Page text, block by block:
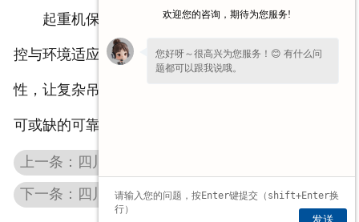
起重机保护柜通过电路保护、操作安全、状态监
控与环境适应，构建起安全体系。其隐形防护的特
性，让复杂吊装作业变得更可控，成为工业场景中不
可或缺的可靠支撑。
上一条：四川起重机联动台的内在协同机制解析
下一条：四川条形电阻器：电源设计的隐形调节器
欢迎您的咨询，期待为您服务!
您好呀～很高兴为您服务！😊 有什么问
题都可以跟我说哦。